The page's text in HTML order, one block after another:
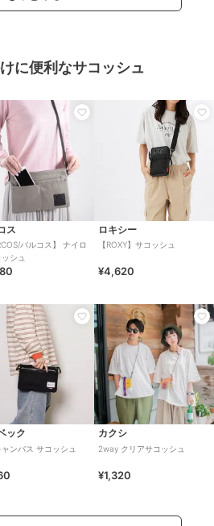
に便利なサコッシュ
ス
バルコス】 ナイロ
シュ
ロキシー
【ROXY】サコッシュ
¥4,620
ック
ンバス サコッシュ
カクシ
2way クリアサコッシュ
¥1,320